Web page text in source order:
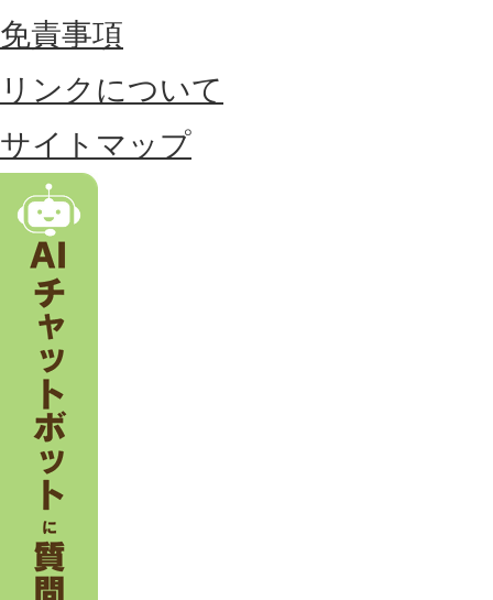
位
置
す
る
市
。
免責事項
リンクについて
サイトマップ